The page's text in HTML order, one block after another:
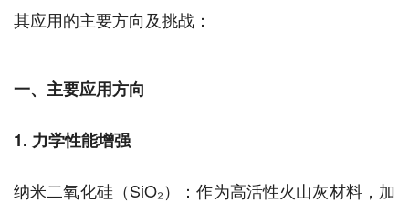
其应用的主要方向及挑战：
一、主要应用方向
1. 力学性能增强
纳米二氧化硅（SiO₂）：作为高活性火山灰材料，加